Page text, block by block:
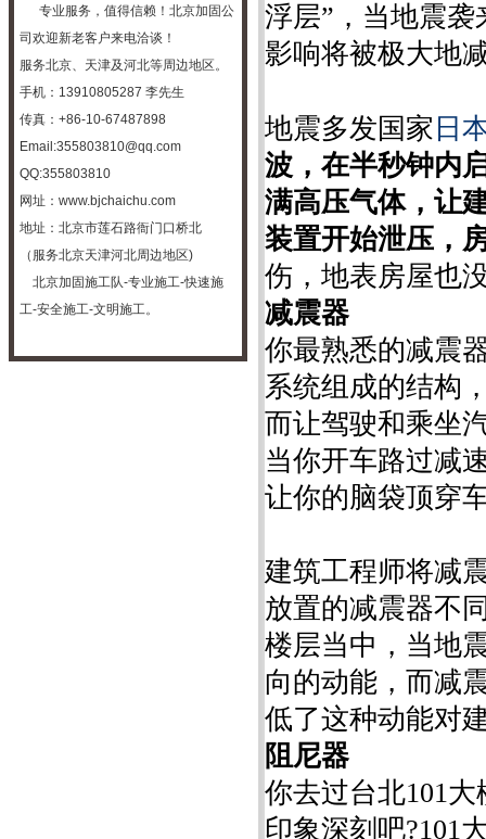
专业服务，值得信赖！ 北京加固公
司 欢迎新老客户来电洽谈！
服务北京、天津及河北等周边地区。
手机：13910805287 李先生
传真：+86-10-67487898
Email:355803810@qq.com
QQ:355803810
网址： www.bjchaichu.com
地址：北京市莲石路衙门口桥北
（服务北京天津河北周边地区)
北京加固施工队-专业施工-快速施
工-安全施工-文明施工。
浮层”，当地震
影响将被极大地
地震多发国家 日
波，在半秒钟内
满高压气体，让
装置开始泄压，
伤，地表房屋也
减震器
你最熟悉的减震
系统组成的结构
而让驾驶和乘坐
当你开车路过减
让你的脑袋顶
建筑工程师将减
放置的减震器不
楼层当中，当地
向的动能，而减
低了这种动能对
阻尼器
你去过台北101
印象深刻吧?101